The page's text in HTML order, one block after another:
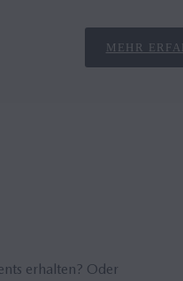
MEHR
erhalten? Oder